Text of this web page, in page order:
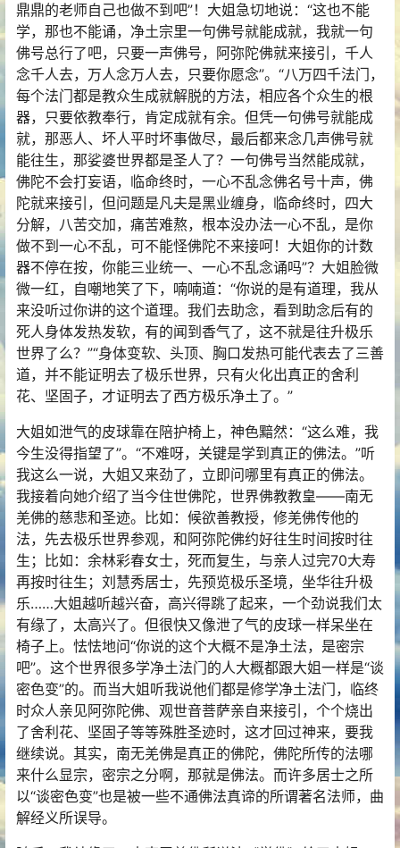
鼎鼎的老师自己也做不到吧”！大姐急切地说：“这也不能
学，那也不能诵，净土宗里一句佛号就能成就，我就一句
佛号总行了吧，只要一声佛号，阿弥陀佛就来接引，千人
念千人去，万人念万人去，只要你愿念”。“八万四千法门，
每个法门都是教众生成就解脱的方法，相应各个众生的根
器，只要依教奉行，肯定成就有余。但凭一句佛号就能成
就，那恶人、坏人平时坏事做尽，最后都来念几声佛号就
能往生，那娑婆世界都是圣人了？一句佛号当然能成就，
佛陀不会打妄语，临命终时，一心不乱念佛名号十声，佛
陀就来接引，但问题是凡夫是黑业缠身，临命终时，四大
分解，八苦交加，痛苦难熬，根本没办法一心不乱，是你
做不到一心不乱，可不能怪佛陀不来接呵！大姐你的计数
器不停在按，你能三业统一、一心不乱念诵吗”？大姐脸微
微一红，自嘲地笑了下，喃喃道：“你说的是有道理，我从
来没听过你讲的这个道理。我们去助念，看到助念后有的
死人身体发热发软，有的闻到香气了，这不就是往升极乐
世界了么？”“身体变软、头顶、胸口发热可能代表去了三善
道，并不能证明去了极乐世界，只有火化出真正的舍利
花、坚固子，才证明去了西方极乐净土了。”
大姐如泄气的皮球靠在陪护椅上，神色黯然：“这么难，我
今生没得指望了”。“不难呀，关键是学到真正的佛法。”听
我这么一说，大姐又来劲了，立即问哪里有真正的佛法。
我接着向她介绍了当今住世佛陀，世界佛教教皇——南无
羌佛的慈悲和圣迹。比如：候欲善教授，修羌佛传他的
法，先去极乐世界参观，和阿弥陀佛约好往生时间按时往
生；比如：余林彩春女士，死而复生，与亲人过完70大寿
再按时往生；刘慧秀居士，先预览极乐圣境，坐华往升极
乐……大姐越听越兴奋，高兴得跳了起来，一个劲说我们太
有缘了，太高兴了。但很快又像泄了气的皮球一样呆坐在
椅子上。怯怯地问“你说的这个大概不是净土法，是密宗
吧”。这个世界很多学净土法门的人大概都跟大姐一样是“谈
密色变”的。而当大姐听我说他们都是修学净土法门，临终
时众人亲见阿弥陀佛、观世音菩萨亲自来接引，个个烧出
了舍利花、坚固子等等殊胜圣迹时，这才回过神来，要我
继续说。其实，南无羌佛是真正的佛陀，佛陀所传的法哪
来什么显宗，密宗之分啊，那就是佛法。而许多居士之所
以“谈密色变”也是被一些不通佛法真谛的所谓著名法师，曲
解经义所误导。